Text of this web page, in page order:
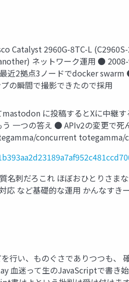
Catalyst 2960G-8TC-L
ネットワーク運用 ●
2拠点3ノードでdocker
の瞬間で撮影できたので採用
に投稿するとXに中継
一つの答え ● APIv2の変更で
concurrent
だろこれ ほぼおひとりさまな
応 など基礎的な運用 かんなす
い、ものぐさでありつつも、
血迷って生のJavaScriptで書き